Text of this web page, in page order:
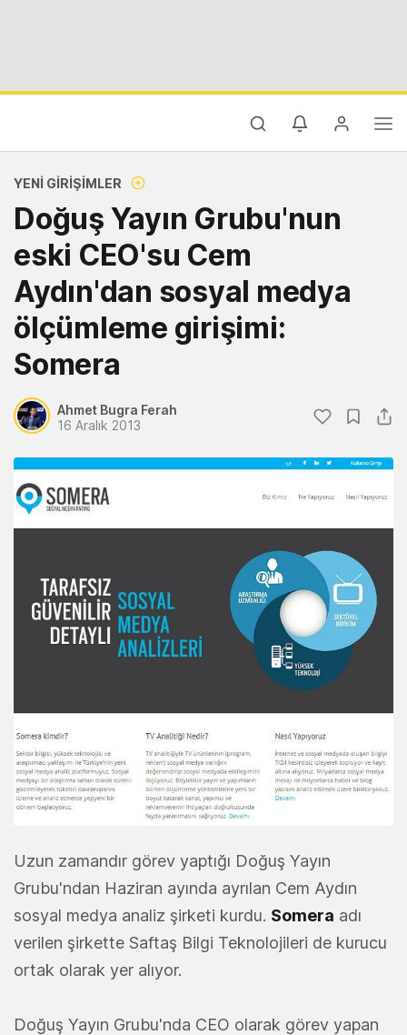
YENI GIRIŞIMLER
Doğuş Yayın Grubu'nun
eski CEO'su Cem
Aydın'dan sosyal medya
ölçümleme girişimi:
Somera
Ahmet Bugra Ferah
16 Aralık 2013
Uzun zamandır görev yaptığı Doğuş Yayın
Grubu'ndan Haziran ayında ayrılan Cem Aydın
sosyal medya analiz şirketi kurdu. Somera adı
verilen şirkette Saftaş Bilgi Teknolojileri de kurucu
ortak olarak yer alıyor.
Doğuş Yayın Grubu'nda CEO olarak görev yapan